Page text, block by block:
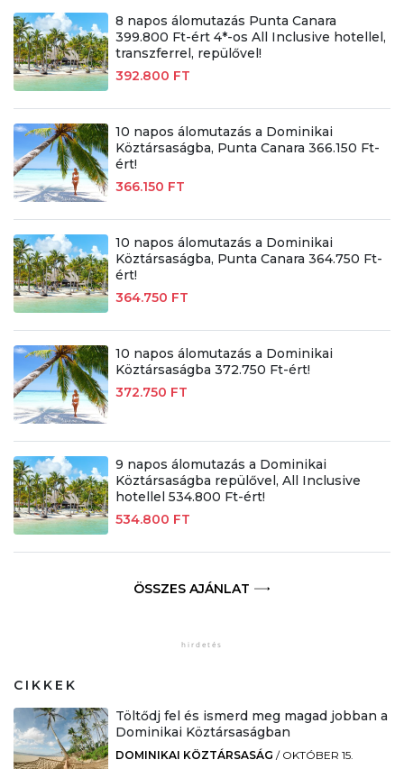
8 napos álomutazás Punta Canara
399.800 Ft-ért 4*-os All Inclusive hotellel,
transzferrel, repülővel!
392.800 FT
10 napos álomutazás a Dominikai
Köztársaságba, Punta Canara 366.150 Ft-
ért!
366.150 FT
10 napos álomutazás a Dominikai
Köztársaságba, Punta Canara 364.750 Ft-
ért!
364.750 FT
10 napos álomutazás a Dominikai
Köztársaságba 372.750 Ft-ért!
372.750 FT
9 napos álomutazás a Dominikai
Köztársaságba repülővel, All Inclusive
hotellel 534.800 Ft-ért!
534.800 FT
ÖSSZES AJÁNLAT
CIKKEK
Töltődj fel és ismerd meg magad jobban a
Dominikai Köztársaságban
DOMINIKAI KÖZTÁRSASÁG / OKTÓBER 15.